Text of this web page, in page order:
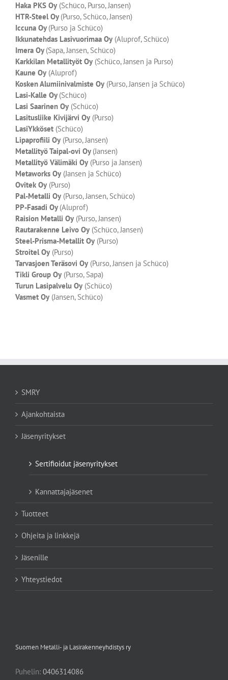
Haka PKS Oy (Schüco, Purso, Jansen)
HTR-Steel Oy (Purso, Schüco, Jansen)
Iccuna Oy (Purso ja Schüco)
Ikkunatehdas Lasivuorimaa Oy (Aluprof, Schüco)
Imera Oy (Sapa, Jansen, Schüco)
Karkkilan Metallityöt Oy (Schüco, Jansen ja Purso)
Kaune Oy (Aluprof)
Kosken Alumiinivalmiste Oy (Purso, Jansen ja Schüco)
Lasi-Kalle Oy (Schüco)
Lasi Saarinen Oy (Schüco)
Lasitusliike Kivijärvi Oy (Purso)
LasiYkköset (Schüco)
Lipaprofiili Oy (Purso, Jansen)
Metallityö Taipal-ovi Oy (Jansen)
Metallityö Välimäki Oy (Purso ja Jansen)
Metaworks Oy (Jansen ja Schüco)
Ovitek Oy (Purso)
Pal-Metalli Oy (Purso, Jansen, Schüco)
PP-Fasadi Oy (Aluprof)
Raision Metalli Oy (Purso, Jansen)
Rautarakenne Leivo Oy (Schüco, Jansen)
Steel-Prisma-Metallit Oy (Purso)
Stroitel Oy (Purso)
Tarvasjoen Teräsovi Oy (Purso, Jansen ja Schüco)
Tikli Group Oy (Purso, Sapa)
Turun Lasipalvelu Oy (Schüco)
Vasmet Oy (Jansen, Schüco)
SMRY
Ajankohtaista
Jäsenyritykset
Sertifioidut jäsenyritykset
Kannattajajäsenet
Tuotteet
Ohjeita ja linkkejä
Jäsenille
Yhteystiedot
Suomen Metalli- ja Lasirakenneyhdistys ry
Puhelin: 0406314086